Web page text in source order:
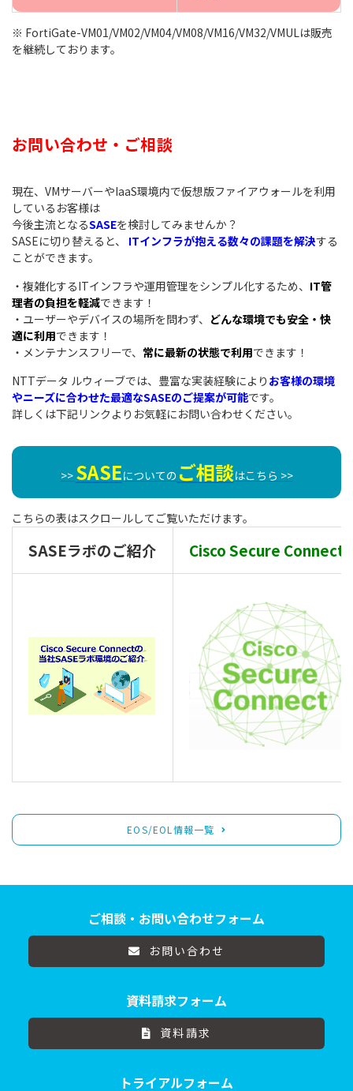
※ FortiGate-VM01/VM02/VM04/VM08/VM16/VM32/VMULは販売
を継続しております。
お問い合わせ・ご相談
現在、VMサーバーやIaaS環境内で仮想版ファイアウォールを利用
しているお客様は
今後主流となるSASEを検討してみませんか？
SASEに切り替えると、
ITインフラが抱える数々の課題を解決する
ことができます。
・複雑化するITインフラや運用管理をシンプル化するため、 IT管
理者の負担を軽減できます！
・ユーザーやデバイスの場所を問わず、 どんな環境でも安全・快
適に利用できます！
・メンテナンスフリーで、 常に最新の状態で利用できます！
NTTデータ ルウィーブでは、豊富な実装経験により お客様の環境
やニーズに合わせた最適なSASEのご提案が可能です。
詳しくは下記リンクよりお気軽にお問い合わせください。
>> SASEについての ご相談はこちら >>
SASEラボのご紹介 Cisco Secure Connect
EOS/EOL情報一覧
ご相談・お問い合わせフォーム
お問い合わせ
資料請求フォーム
資料請求
トライアルフォーム